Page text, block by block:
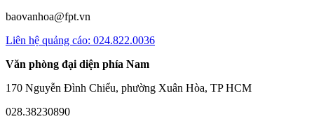
baovanhoa@fpt.vn
Liên hệ quảng cáo: 024.822.0036
Văn phòng đại diện phía Nam
170 Nguyễn Đình Chiểu, phường Xuân Hòa, TP HCM
028.38230890